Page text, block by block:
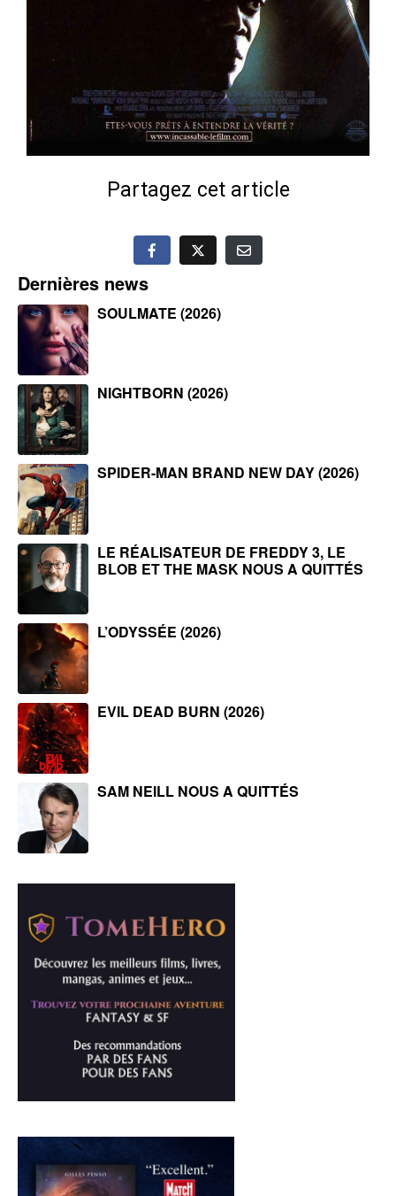
Partagez cet article
Dernières news
SOULMATE (2026)
NIGHTBORN (2026)
SPIDER-MAN BRAND NEW DAY (2026)
LE RÉALISATEUR DE FREDDY 3, LE
BLOB ET THE MASK NOUS A QUITTÉS
L’ODYSSÉE (2026)
EVIL DEAD BURN (2026)
SAM NEILL NOUS A QUITTÉS